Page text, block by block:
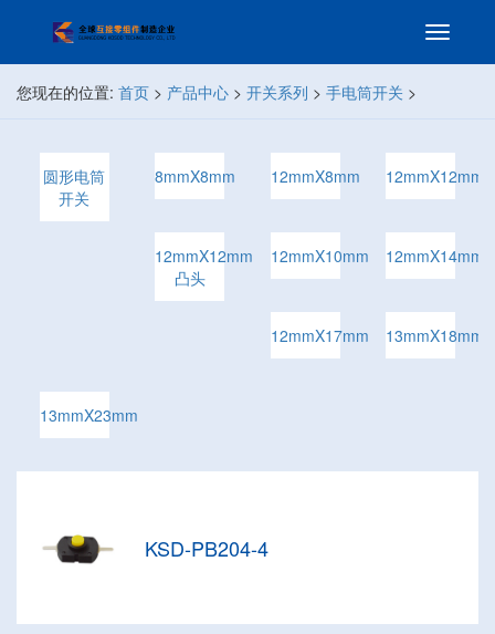
您现在的位置: 首页 > 产品中心 > 开关系列 > 手电筒开关 >
圆形电筒
开关
8mmX8mm 12mmX8mm 12mmX12mm
12mmX12mm
凸头
12mmX10mm 12mmX14mm
12mmX17mm 13mmX18mm
13mmX23mm
KSD-PB204-4